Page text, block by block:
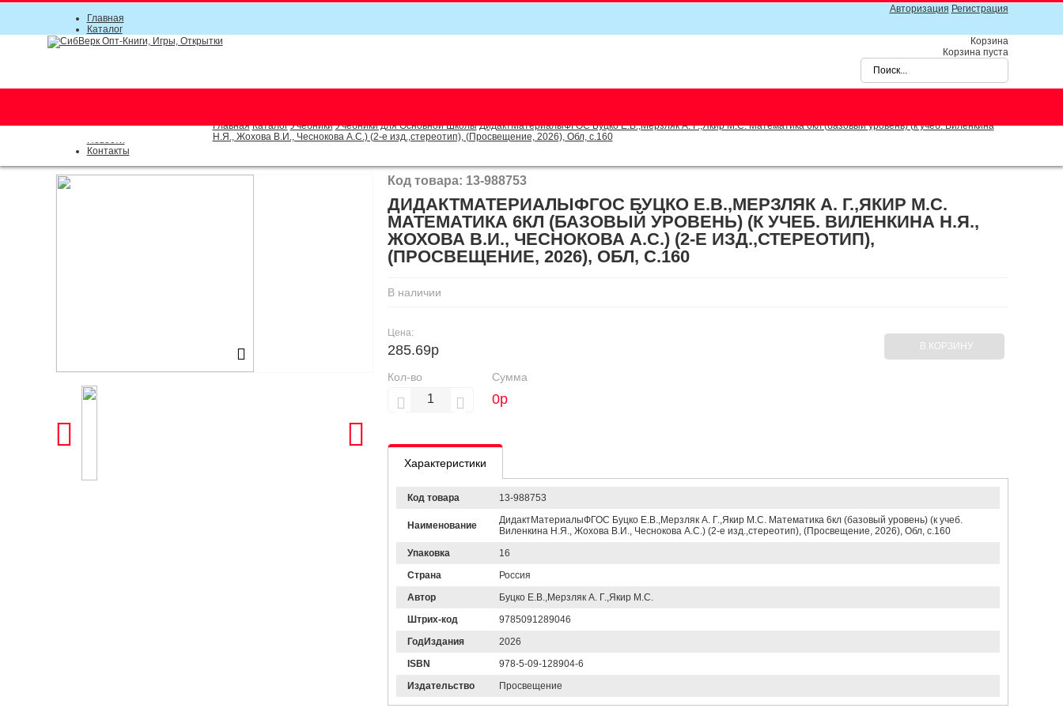
Авторизация Регистрация
Главная
Каталог
Прайс-листы
Доставка
Новости
Контакты
Корзина
Корзина пуста
Главная Каталог Учебники Учебники для Основной Школы ДидактМатериалыФГОС Буцко Е.В.,Мерзляк А. Г.,Якир М.С. Математика 6кл (базовый уровень) (к учеб. Виленкина
Н.Я., Жохова В.И., Чеснокова А.С.) (2-е изд.,стереотип), (Просвещение, 2026), Обл, c.160
Код товара: 13-988753
ДИДАКТМАТЕРИАЛЫФГОС БУЦКО Е.В.,МЕРЗЛЯК А. Г.,ЯКИР М.С.
МАТЕМАТИКА 6КЛ (БАЗОВЫЙ УРОВЕНЬ) (К УЧЕБ. ВИЛЕНКИНА Н.Я.,
ЖОХОВА В.И., ЧЕСНОКОВА А.С.) (2-Е ИЗД.,СТЕРЕОТИП),
(ПРОСВЕЩЕНИЕ, 2026), ОБЛ, C.160
В наличии
Цена:
285.69р
Кол-во Сумма
0р
В КОРЗИНУ
Характеристики
Код товара 13-988753
Наименование
ДидактМатериалыФГОС Буцко Е.В.,Мерзляк А. Г.,Якир М.С. Математика 6кл (базовый уровень) (к учеб.
Виленкина Н.Я., Жохова В.И., Чеснокова А.С.) (2-е изд.,стереотип), (Просвещение, 2026), Обл, c.160
Упаковка
16
Страна
Россия
Автор
Буцко Е.В.,Мерзляк А. Г.,Якир М.С.
Штрих-код
9785091289046
ГодИздания
2026
ISBN
978-5-09-128904-6
Издательство
Просвещение